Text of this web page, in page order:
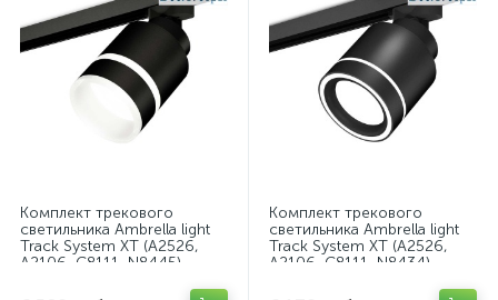
Комплект трекового
светильника Ambrella light
Track System XT (A2526,
A2106, C8111, N8445)
Комплект трекового
светильника Ambrella light
Track System XT (A2526,
A2106, C8111, N8434)